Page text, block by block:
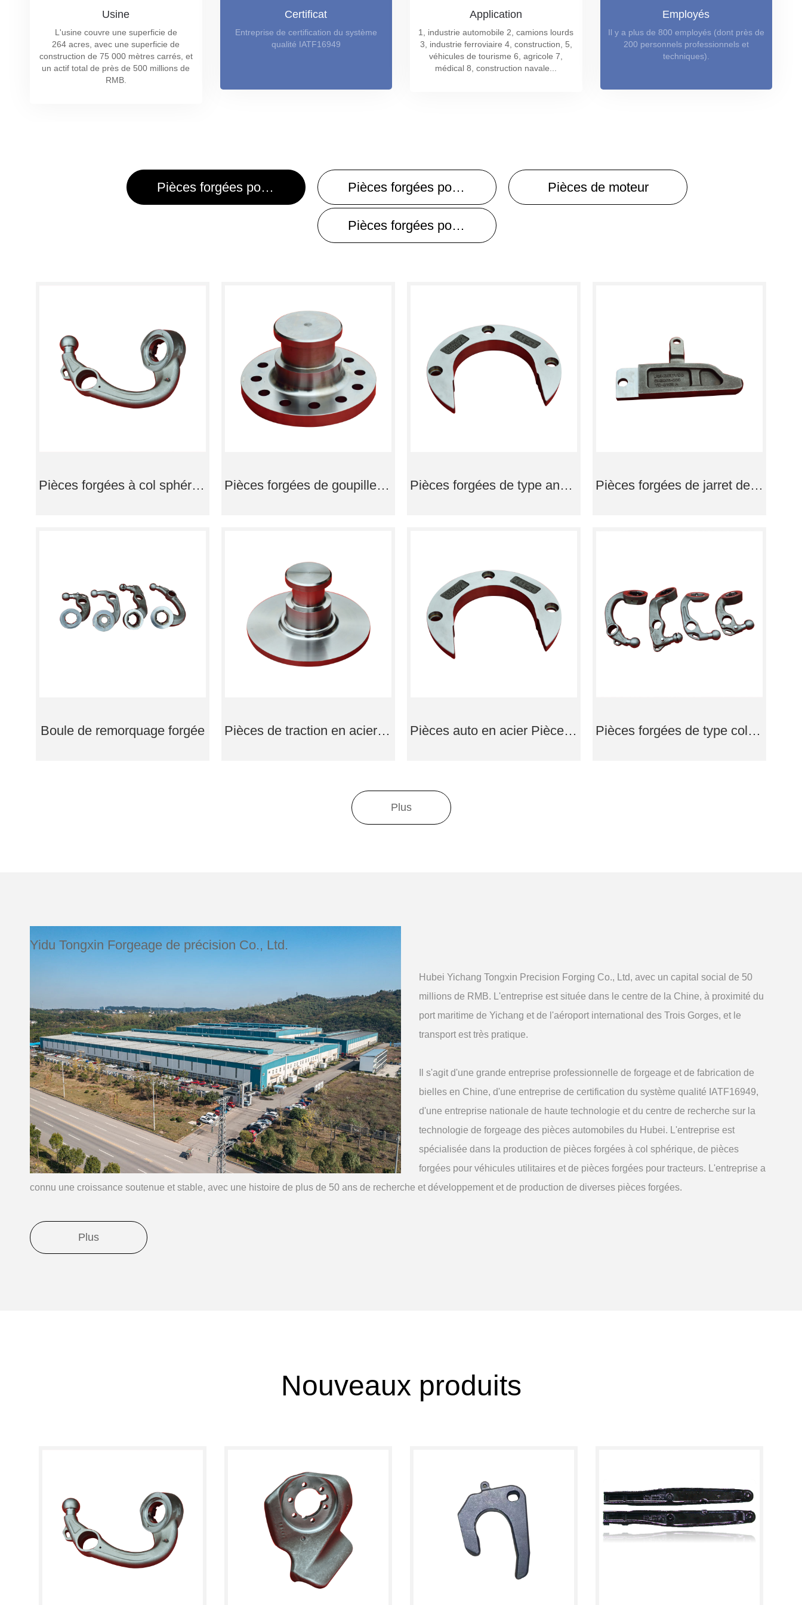
Usine
L'usine couvre une superficie de
264 acres, avec une superficie de
construction de 75 000 mètres carrés, et
un actif total de près de 500 millions de
RMB.
Certificat
Entreprise de certification du système
qualité IATF16949
Application
1, industrie automobile 2, camions lourds
3, industrie ferroviaire 4, construction, 5,
véhicules de tourisme 6, agricole 7,
médical 8, construction navale...
Employés
Il y a plus de 800 employés (dont près de
200 personnels professionnels et
techniques).
Pièces forgées pour tracteur Pièces forgées pour véhicules utilitaires Pièces de moteur
Pièces forgées pour équipement de transport de matériaux
Pièces forgées à col sphérique Pièces forgées de goupille de traction Pièces forgées de type anneau Pièces forgées de jarret de verrouillage
Boule de remorquage forgée Pièces de traction en acier traction Goupille Pièces forgées Pièces auto en acier Pièces forgées de type annulaire Pièces forgées de type col à billes
Plus
Yidu Tongxin Forgeage de précision Co., Ltd.
Hubei Yichang Tongxin Precision Forging Co., Ltd, avec un capital social de 50
millions de RMB. L'entreprise est située dans le centre de la Chine, à proximité du
port maritime de Yichang et de l'aéroport international des Trois Gorges, et le
transport est très pratique.
Il s'agit d'une grande entreprise professionnelle de forgeage et de fabrication de
bielles en Chine, d'une entreprise de certification du système qualité IATF16949,
d'une entreprise nationale de haute technologie et du centre de recherche sur la
technologie de forgeage des pièces automobiles du Hubei. L'entreprise est
spécialisée dans la production de pièces forgées à col sphérique, de pièces
forgées pour véhicules utilitaires et de pièces forgées pour tracteurs. L'entreprise a
connu une croissance soutenue et stable, avec une histoire de plus de 50 ans de recherche et développement et de production de diverses pièces forgées.
Plus
Nouveaux produits